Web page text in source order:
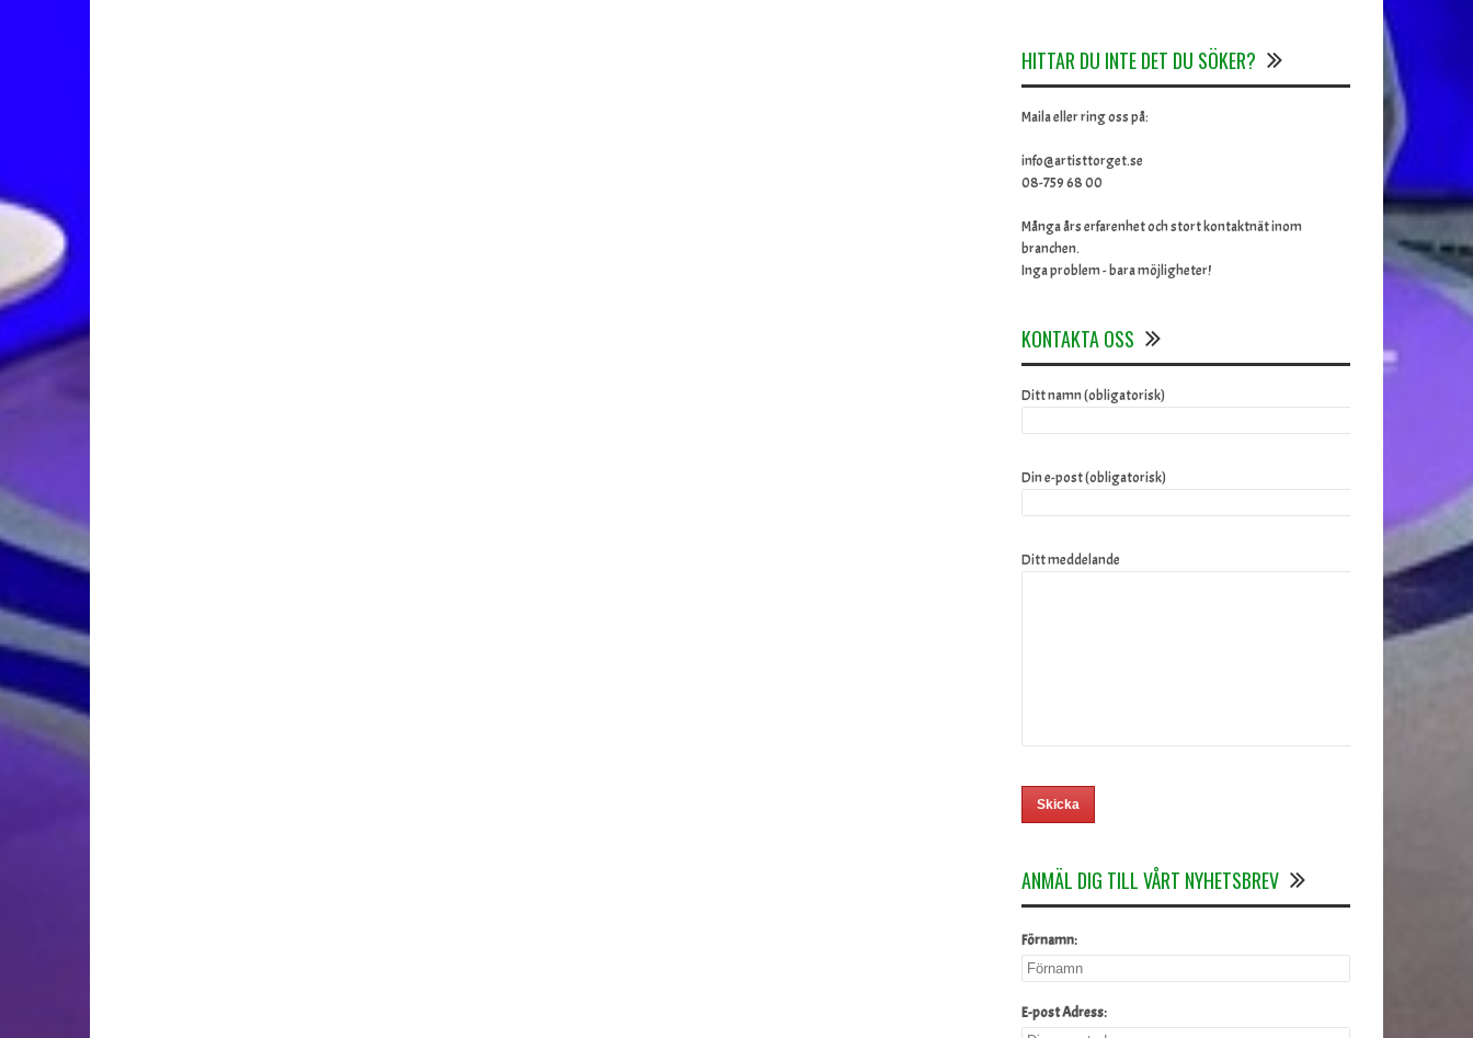
HITTAR DU INTE DET DU SÖKER?
Maila eller ring oss på:
info@artisttorget.se
08-759 68 00
Många års erfarenhet och stort kontaktnät inom
branchen.
Inga problem - bara möjligheter!
KONTAKTA OSS
Ditt namn (obligatorisk)
Din e-post (obligatorisk)
Ditt meddelande
ANMÄL DIG TILL VÅRT NYHETSBREV
Förnamn:
E-post Adress: